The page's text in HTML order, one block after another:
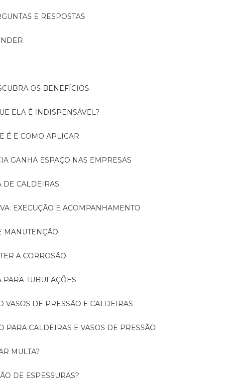
E RESPOSTAS
OS BENEFÍCIOS
ELA É INDISPENSÁVEL?
É E COMO APLICAR
GANHA ESPAÇO NAS EMPRESAS
DE CALDEIRAS
EXECUÇÃO E ACOMPANHAMENTO
MANUTENÇÃO
A CORROSÃO
PARA TUBULAÇÕES
VASOS DE PRESSÃO E CALDEIRAS
PARA CALDEIRAS E VASOS DE PRESSÃO
MULTA?
DE ESPESSURAS?